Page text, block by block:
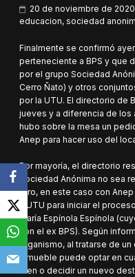
20 de noviembre de 2020
educacion,sociedad
Finalmente se confirmó
perteneciente a BPS y que
por el grupo Sociedad
Cerro Ñato) y otros
por la UTU. El directorio de
jueves y a diferencia de los
hubo sobre la mesa un
Anep para hacer uso del
Por mayoría, el directorio
Sociedad Anónima no sea
otro, en este caso con
a UTU para iniciar el
María Espínola Espínola
con el ex BPS). Según
organismo, al tratarse de
inmueble puede optar en
bien o decidir un nuevo